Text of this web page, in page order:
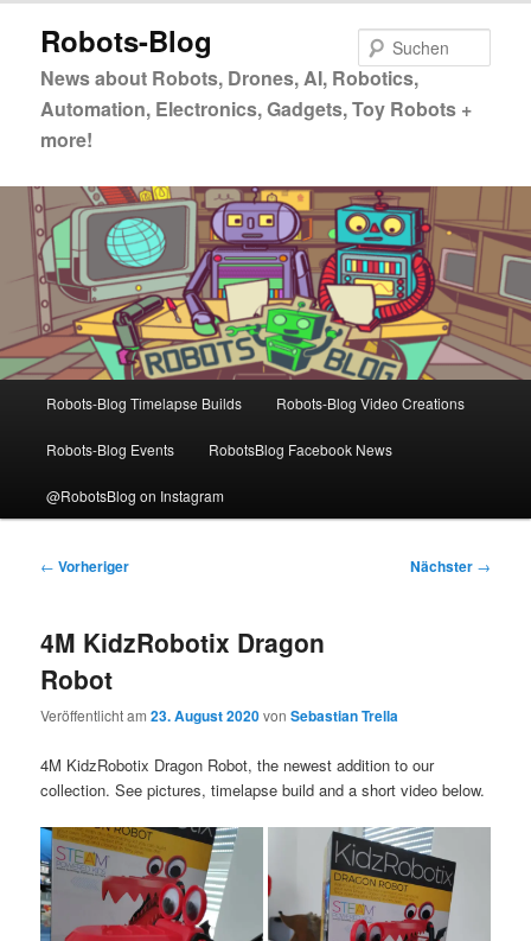
primären
springen
Robots-Blog
News about Robots, Drones, AI, Robotics,
Automation, Electronics, Gadgets, Toy Robots +
more!
Robots-Blog Timelapse Builds Robots-Blog Video Creations
Robots-Blog Events RobotsBlog Facebook News
@RobotsBlog on Instagram
Beitragsnavigation
← Vorheriger Nächster →
4M KidzRobotix Dragon
Robot
Veröffentlicht am23. August 2020vonSebastian Trella
4M KidzRobotix Dragon Robot, the newest addition to our
collection. See pictures, timelapse build and a short video below.